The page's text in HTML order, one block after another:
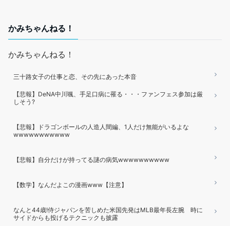
かみちゃんねる！
かみちゃんねる！
三十路女子の仕事と恋、その先にあった本音
【悲報】DeNA中川颯、手足口病に罹る・・・ファンフェス参加は厳
しそう?
【悲報】ドラゴンボールの人造人間編、1人だけ無能がいるよな
wwwwwwwwwww
【悲報】自分だけが持ってる謎の病気wwwwwwwwww
【数学】なんだよこの漫画www【注意】
なんと44歳!侍ジャパンを苦しめた米国先発はMLB最年長左腕 時に
サイドからも投げるテクニックも披露